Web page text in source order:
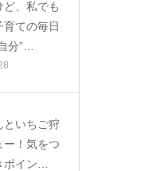
ど、私でも
育ての毎日
分”…
といちご狩
ー！気をつ
ポイン…